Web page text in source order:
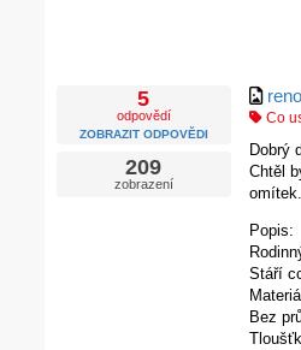
5
odpovědí
ZOBRAZIT ODPOVĚDI
209
zobrazení
Co
Dobrý
Chtěl
omítek.
Popis:
Stáří
Bez